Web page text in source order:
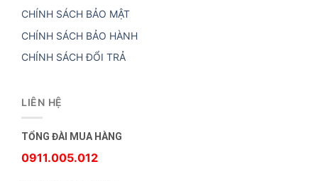
CHÍNH SÁCH BẢO MẬT
CHÍNH SÁCH BẢO HÀNH
CHÍNH SÁCH ĐỔI TRẢ
LIÊN HỆ
TỔNG ĐÀI MUA HÀNG
0911.005.012